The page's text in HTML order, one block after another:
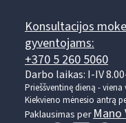
Konsultacijos
gyventojams:
+370 5 260 5060
Darbo laikas: I-IV
Prieššventinę dieną -
Kiekvieno mėnesio antrą
Paklausimas perMano